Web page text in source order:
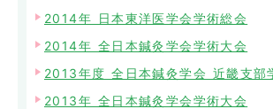
2014年 日本東洋医学会学術総会
2014年 全日本鍼灸学会学術大会
2013年度 全日本鍼灸学会 近畿支部
2013年 全日本鍼灸学会学術大会